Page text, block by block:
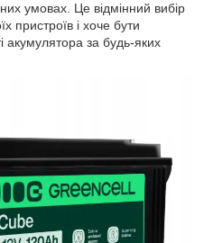
умовах. Це відмінний вибір
пристроїв і хоче бути
акумулятора за будь-яких